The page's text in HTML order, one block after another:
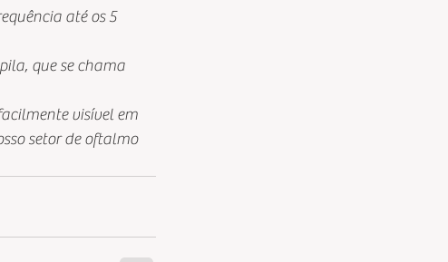
até os 5
que se chama
visível em
setor de oftalmo